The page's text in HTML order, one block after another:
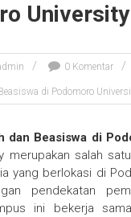
University
0 Komentar
di Podomoro
dan Beasiswa di
merupakan salah
yang berlokasi di
pendekatan
ini bekerja